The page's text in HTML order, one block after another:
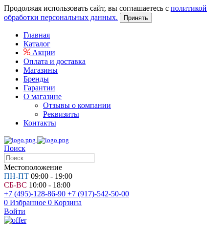
Продолжая использовать сайт, вы соглашаетесь с политикой
обработки персональных данных.
Принять
Главная
Каталог
Акции
Оплата и доставка
Магазины
Бренды
Гарантии
О магазине
Отзывы о компании
Реквизиты
Контакты
Поиск
Местоположение
ПН-ПТ 09:00 - 19:00
СБ-ВС 10:00 - 18:00
+7 (495)-128-86-90 +7 (917)-542-50-00
0 Избранное 0 Корзина
Войти